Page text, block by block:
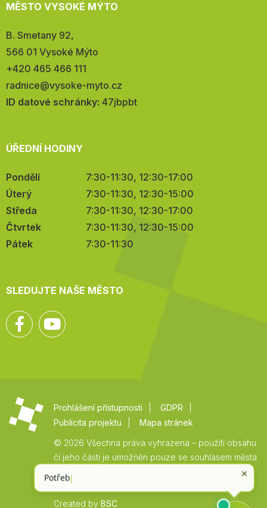
MĚSTO VYSOKÉ MÝTO
Adresa:
B. Smetany 92,
566 01 Vysoké Mýto
Telefon:
+420 465 466 111
E-
mail:
radnice@vysoke-myto.cz
ID datové schránky: 47jbpbt
ÚŘEDNÍ HODINY
Pondělí
7:30-11:30, 12:30-17:00
Úterý
7:30-11:30, 12:30-15:00
Středa
7:30-11:30, 12:30-17:00
Čtvrtek
7:30-11:30, 12:30-15:00
Pátek
7:30-11:30
SLEDUJTE NAŠE MĚSTO
Facebook
Prohlášení přístupnosti
GDPR
Publicita projektu
Mapa stránek
© 2026 Všechna práva vyhrazena – použití obsahu
či jeho části je umožněn pouze se souhlasem města
Vysoké Mýto.
Created by BSC